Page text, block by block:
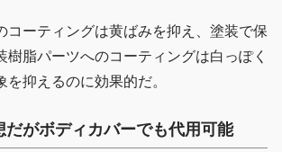
コーティングは黄ばみを抑え、塗装で保
樹脂パーツへのコーティングは白っぽく
抑えるのに効果的だ。
だがボディカバーでも代用可能